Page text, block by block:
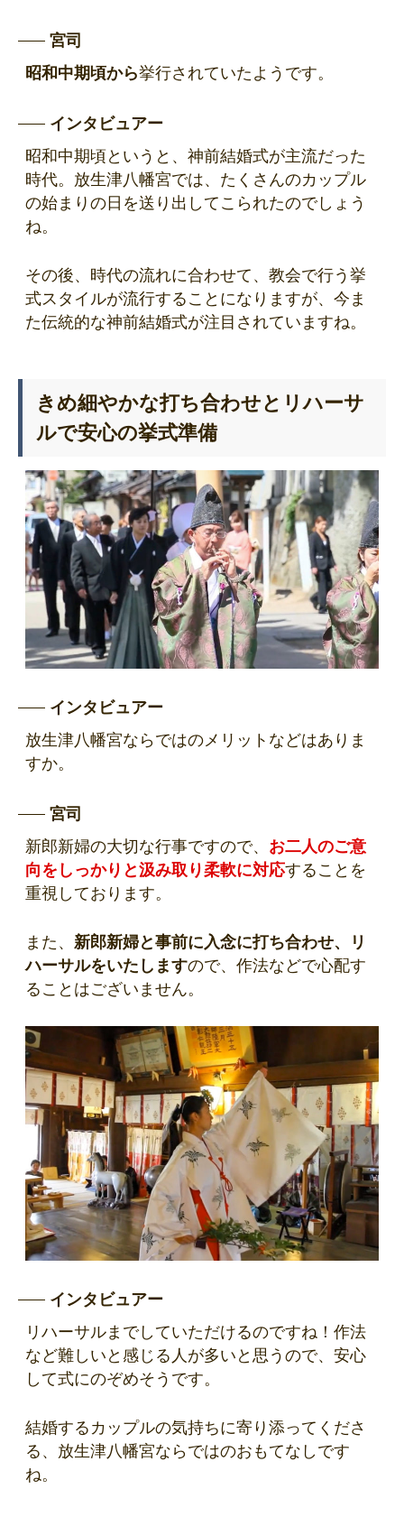
宮司
昭和中期頃から挙行されていたようです。
インタビュアー
昭和中期頃というと、神前結婚式が主流だった
時代。放生津八幡宮では、たくさんのカップル
の始まりの日を送り出してこられたのでしょう
ね。
その後、時代の流れに合わせて、教会で行う挙
式スタイルが流行することになりますが、今ま
た伝統的な神前結婚式が注目されていますね。
きめ細やかな打ち合わせとリハーサ
ルで安心の挙式準備
インタビュアー
放生津八幡宮ならではのメリットなどはありま
すか。
宮司
新郎新婦の大切な行事ですので、 お二人のご意
向をしっかりと汲み取り柔軟に対応することを
重視しております。
また、 新郎新婦と事前に入念に打ち合わせ、リ
ハーサルをいたしますので、作法などで心配す
ることはございません。
インタビュアー
リハーサルまでしていただけるのですね！作法
など難しいと感じる人が多いと思うので、安心
して式にのぞめそうです。
結婚するカップルの気持ちに寄り添ってくださ
る、放生津八幡宮ならではのおもてなしです
ね。